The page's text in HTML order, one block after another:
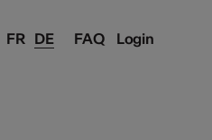
FAQ Login
FR DE